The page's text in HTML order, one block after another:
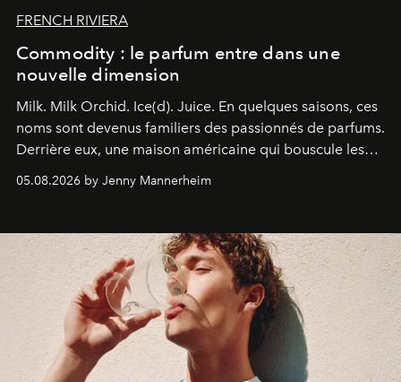
FRENCH RIVIERA
Commodity : le parfum entre dans une
nouvelle dimension
Milk. Milk Orchid. Ice(d). Juice. En quelques saisons, ces
noms sont devenus familiers des passionnés de parfums.
Derrière eux, une maison américaine qui bouscule les
codes de la parfumerie contemporaine en proposant
une approche aussi intuitive que personnelle :
05.08.2026 by Jenny Mannerheim